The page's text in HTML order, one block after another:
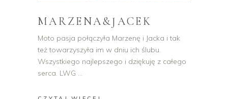
MARZENA&JACEK
Moto pasja połączyła Marzenę i Jacka i tak
też towarzyszyła im w dniu ich ślubu.
Wszystkiego najlepszego i dziękuję z całego
serca. LWG